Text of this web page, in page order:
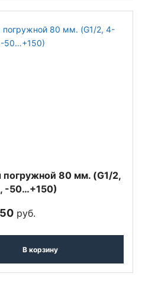
80 мм. (G1/2,
-50…+150)
руб.
В корзину